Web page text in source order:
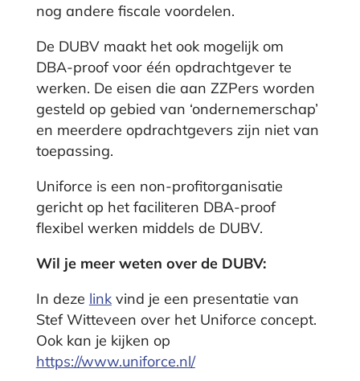
nog andere fiscale voordelen.
De DUBV maakt het ook mogelijk om
DBA-proof voor één opdrachtgever te
werken. De eisen die aan ZZPers worden
gesteld op gebied van ‘ondernemerschap’
en meerdere opdrachtgevers zijn niet van
toepassing.
Uniforce is een non-profitorganisatie
gericht op het faciliteren DBA-proof
flexibel werken middels de DUBV.
Wil je meer weten over de DUBV:
In deze linkvind je een presentatie van
Stef Witteveen over het Uniforce concept.
Ook kan je kijken op
https://www.uniforce.nl/